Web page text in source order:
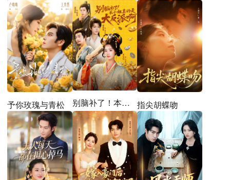
予你玫瑰与青松 别脑补了！本小姐真的是大反派啊 指尖胡蝶吻